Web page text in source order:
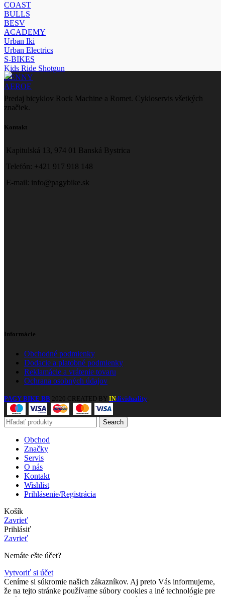
COAST
BULLS
BESV
ACADEMY
Urban Iki
Urban Electrics
S-BIKES
Kids Ride Shotgun
KENNY
AEROE
Predaj bicyklov Rock Machine a Romet. Cykloservis všetkých
značiek.
Kontakt
Kapitulská 13, 974 01 Banská Bystrica
Telefón: +421 917 918 148
E-mail: info@pagybike.sk
Informácie
Obchodné podmienky
Dodacie a platobné podmienky
Reklamácie a vrátenie tovaru
Ochrana osobných údajov
PAGY BIKE BB 2020 CREATED BY INdividuality
Search
Obchod
Značky
Servis
O nás
Kontakt
Wishlist
Prihlásenie/Registrácia
Košík
Zavrieť
Prihlásiť
Zavrieť
Nemáte ešte účet?
Vytvoriť si účet
Ceníme si súkromie našich zákazníkov. Aj preto Vás informujeme,
že na tejto stránke používame súbory cookies a iné technológie pre